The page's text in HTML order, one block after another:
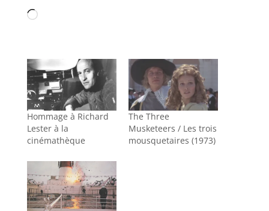
Chargement…
Hommage à Richard
Lester à la
cinémathèque
The Three
Musketeers / Les trois
mousquetaires (1973)